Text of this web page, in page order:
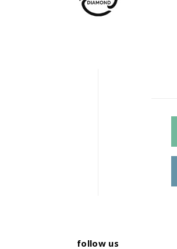
follow us